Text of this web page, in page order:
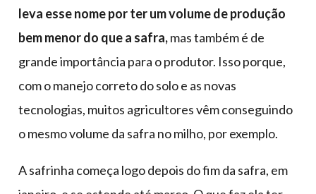
leva esse nome por ter um volume de produção
bem menor do que a safra,mas também é de
grande importância para o produtor. Isso porque,
com o manejo correto do solo e as novas
tecnologias, muitos agricultores vêm conseguindo
o mesmo volume da safra no milho, por exemplo.
A safrinha começa logo depois do fim da safra, em